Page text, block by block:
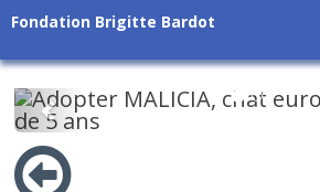
Fondation Brigitte Bardot
Précédent